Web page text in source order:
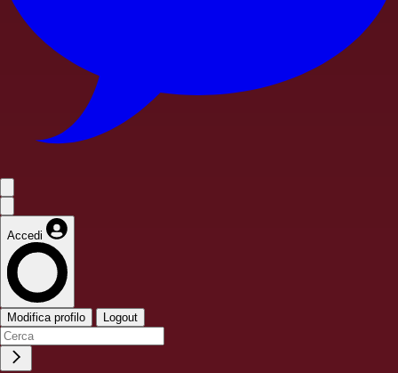
Accedi
Modifica profilo Logout